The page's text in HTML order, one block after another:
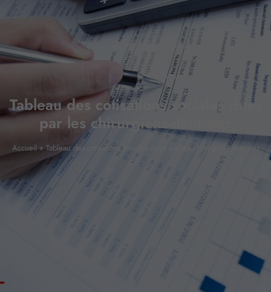
Tableau des cotisations sociales dues
par les chirurgiens-dentistes
Accueil » Tableau des cotisations sociales dues par les chirurgiens-dentistes